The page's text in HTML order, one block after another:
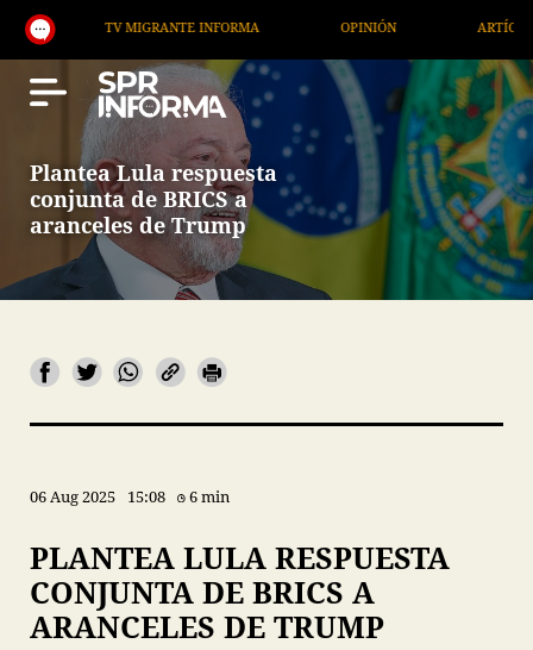
TV MIGRANTE INFORMA
Plantea Lula respuesta
conjunta de BRICS a
aranceles de Trump
06 Aug 2025 15:08 6 min
PLANTEA LULA RESPUESTA
CONJUNTA DE BRICS A
ARANCELES DE TRUMP